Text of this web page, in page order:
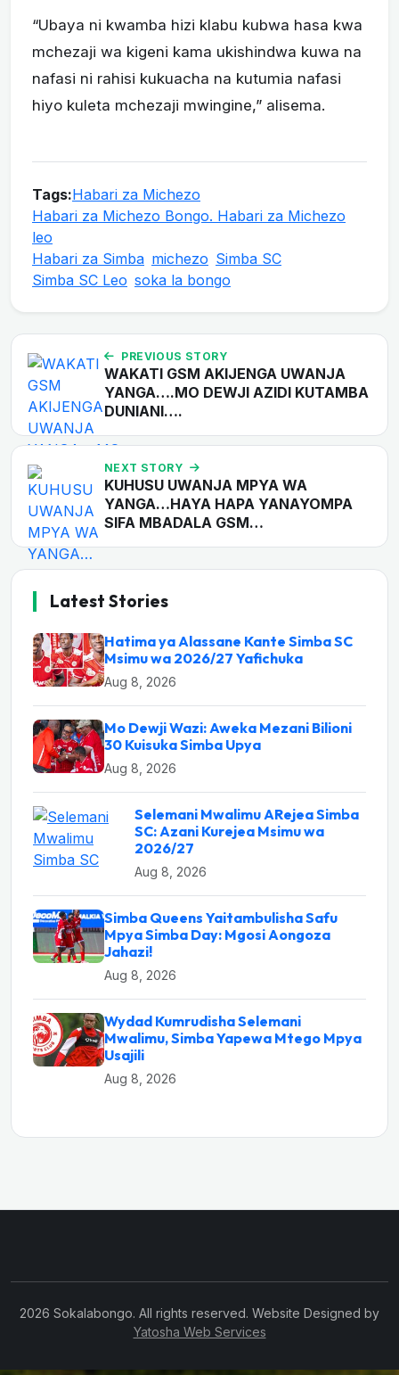
“Ubaya ni kwamba hizi klabu kubwa hasa kwa
mchezaji wa kigeni kama ukishindwa kuwa na
nafasi ni rahisi kukuacha na kutumia nafasi
hiyo kuleta mchezaji mwingine,” alisema.
Tags:Habari za Michezo
Habari za Michezo Bongo. Habari za Michezo
leo
Habari za Simba michezo Simba SC
Simba SC Leo soka la bongo
PREVIOUS STORY
WAKATI GSM AKIJENGA UWANJA
YANGA….MO DEWJI AZIDI KUTAMBA
DUNIANI….
NEXT STORY
KUHUSU UWANJA MPYA WA
YANGA…HAYA HAPA YANAYOMPA
SIFA MBADALA GSM…
Latest Stories
Hatima ya Alassane Kante Simba SC
Msimu wa 2026/27 Yafichuka
Aug 8, 2026
Mo Dewji Wazi: Aweka Mezani Bilioni
30 Kuisuka Simba Upya
Aug 8, 2026
Selemani Mwalimu ARejea Simba
SC: Azani Kurejea Msimu wa
2026/27
Aug 8, 2026
Simba Queens Yaitambulisha Safu
Mpya Simba Day: Mgosi Aongoza
Jahazi!
Aug 8, 2026
Wydad Kumrudisha Selemani
Mwalimu, Simba Yapewa Mtego Mpya
Usajili
Aug 8, 2026
2026 Sokalabongo. All rights reserved. Website Designed by
Yatosha Web Services